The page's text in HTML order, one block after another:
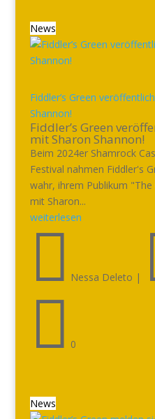
News
Fiddler’s Green
Shannon!
Fiddler’s Green
mit Sharon Shannon!
Beim 2024er Shamrock
Festival nahmen Fiddler's
wahr, ihrem Publikum
mit Sharon...
weiterlesen
 Nessa Deleto |
 0
News